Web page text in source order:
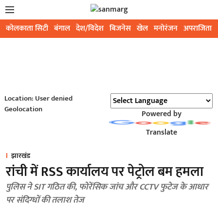
कोलकाता सिटी बंगाल देश/विदेश बिजनेस खेल मनोरंजन अपराजिता
Location: User denied
Geolocation
Powered by
Translate
झारखंड
रांची में RSS कार्यालय पर पेट्रोल बम हमला
पुलिस ने SIT गठित की, फोरेंसिक जांच और CCTV फुटेज के आधार
पर संदिग्धों की तलाश तेज